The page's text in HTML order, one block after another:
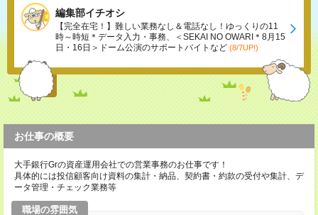
編集部イチオシ
【完全在宅！】難しい業務なし＆電話なし！ゆっくりの11
時～時短＊データ入力・事務、＜SEKAI NO OWARI＊8月15
日・16日＞ドーム公演のサポートバイトなど (8/7UP!)
お仕事の概要
大手銀行Grの資産運用会社での営業事務のお仕事です！
具体的には投信顧客向け資料の集計・納品、契約書・約款の受付や集計、デ
ータ管理・チェック業務等
職場の雰囲気